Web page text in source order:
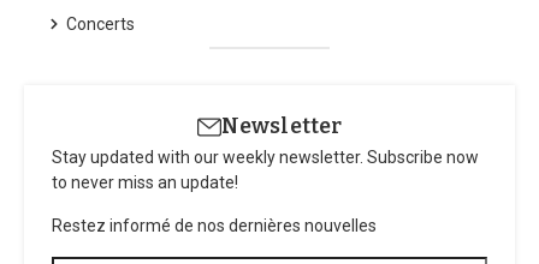
Concerts
Newsletter
Stay updated with our weekly newsletter. Subscribe now
to never miss an update!
Restez informé de nos dernières nouvelles